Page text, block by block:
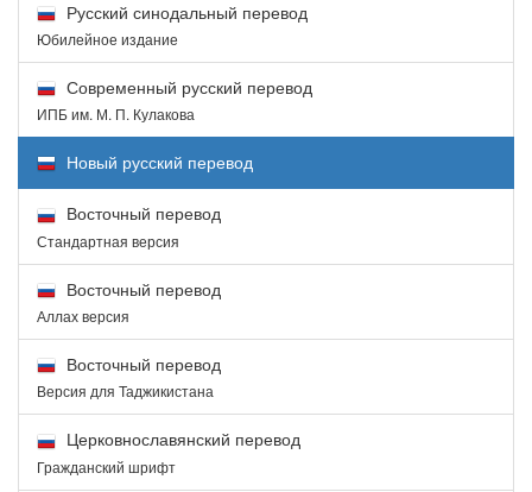
Русский синодальный перевод
Юбилейное издание
Современный русский перевод
ИПБ им. М. П. Кулакова
Новый русский перевод
Восточный перевод
Стандартная версия
Восточный перевод
Аллах версия
Восточный перевод
Версия для Таджикистана
Церковнославянский перевод
Гражданский шрифт